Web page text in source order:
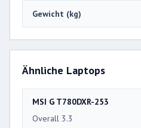
Gewicht (kg)
Ähnliche Laptops
MSI G T780DXR-253
Overall 3.3